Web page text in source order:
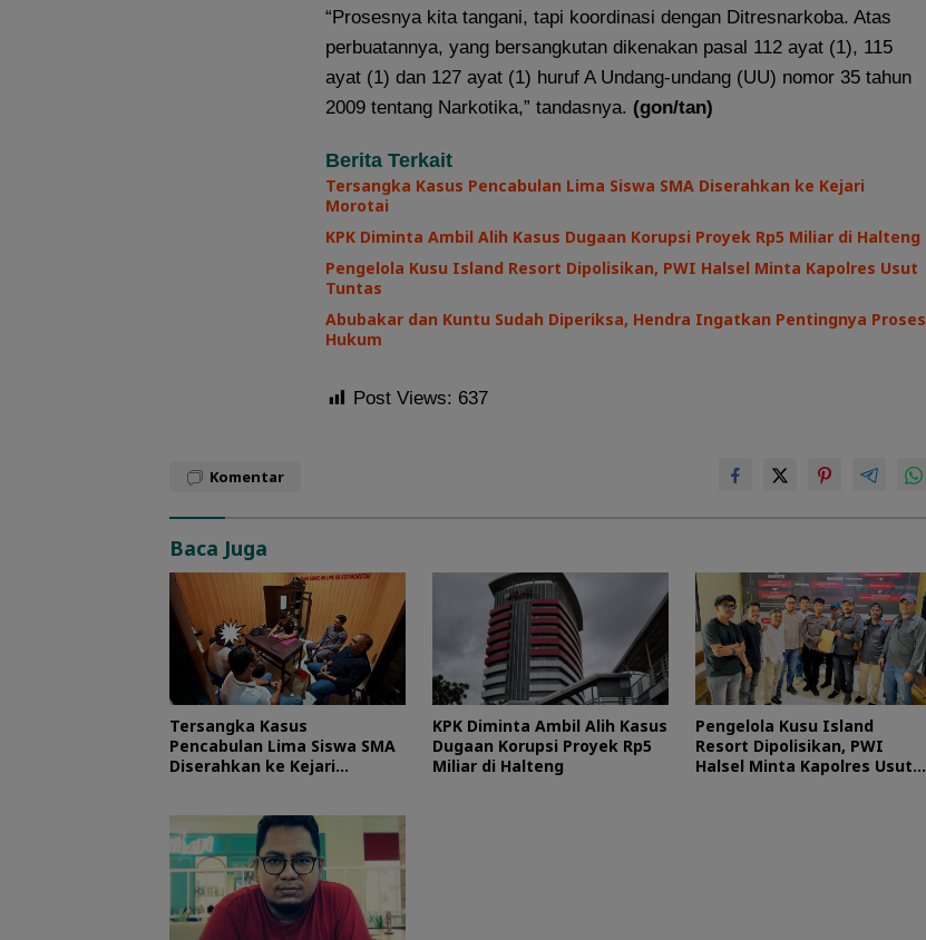
“Prosesnya kita tangani, tapi koordinasi dengan Ditresnarkoba. Atas
perbuatannya, yang bersangkutan dikenakan pasal 112 ayat (1), 115
ayat (1) dan 127 ayat (1) huruf A Undang-undang (UU) nomor 35 tahun
2009 tentang Narkotika,” tandasnya. (gon/tan)
Berita Terkait
Tersangka Kasus Pencabulan Lima Siswa SMA Diserahkan ke Kejari
Morotai
KPK Diminta Ambil Alih Kasus Dugaan Korupsi Proyek Rp5 Miliar di Halteng
Pengelola Kusu Island Resort Dipolisikan, PWI Halsel Minta Kapolres Usut
Tuntas
Abubakar dan Kuntu Sudah Diperiksa, Hendra Ingatkan Pentingnya Proses
Hukum
Post Views: 637
Komentar
Baca Juga
Tersangka Kasus
Pencabulan Lima Siswa SMA
Diserahkan ke Kejari
KPK Diminta Ambil Alih Kasus
Dugaan Korupsi Proyek Rp5
Miliar di Halteng
Pengelola Kusu Island
Resort Dipolisikan, PWI
Halsel Minta Kapolres Usut